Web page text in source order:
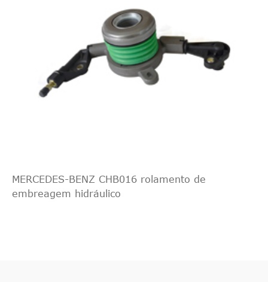
MERCEDES-BENZ CHB016 rolamento de
embreagem hidráulico